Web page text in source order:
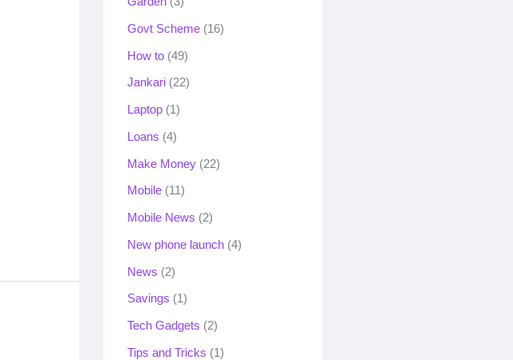
Govt Scheme (16)
How to (49)
Jankari (22)
Laptop (1)
Loans (4)
Make Money (22)
Mobile (11)
Mobile News (2)
New phone launch (4)
News (2)
Savings (1)
Tech Gadgets (2)
Tips and Tricks (1)